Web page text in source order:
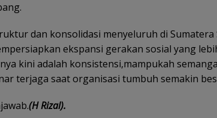
dan konsolidasi menyeluruh di Sumatera
ekspansi gerakan sosial yang
kini adalah konsistensi,mampukah
terjaga saat organisasi tumbuh semakin
(H Rizal).